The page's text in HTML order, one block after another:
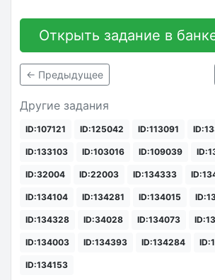
Открыть задание в
← Предыдущее
Другие задания
ID:107121 ID:125042 ID:113091
ID:133103 ID:103016 ID:109039
ID:32004 ID:22003 ID:134333
ID:134104 ID:134281 ID:134015
ID:134328 ID:34028 ID:134073
ID:134003 ID:134393 ID:134284
ID:134153